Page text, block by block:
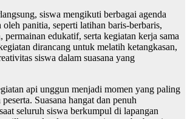
siswa mengikuti berbagai agenda
panitia, seperti latihan baris-berbaris,
permainan edukatif, serta kegiatan kerja sama
dirancang untuk melatih ketangkasan,
siswa dalam suasana yang
api unggun menjadi momen yang paling
Suasana hangat dan penuh
seluruh siswa berkumpul di lapangan